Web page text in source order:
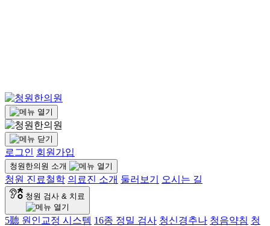
로그인 회원가입
청원한의원 소개
청원 진료철학 의료진 소개 둘러보기 오시는 길
청원 검사 & 치료
5聽 원인교정 시스템 16종 정밀 검사 청신경추나 청음약침 청